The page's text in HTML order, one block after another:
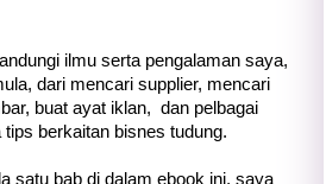
ilmu serta pengalaman saya,
dari mencari supplier, mencari
buat ayat iklan, dan pelbagai
berkaitan bisnes tudung.
satu bab di dalam ebook ini, saya